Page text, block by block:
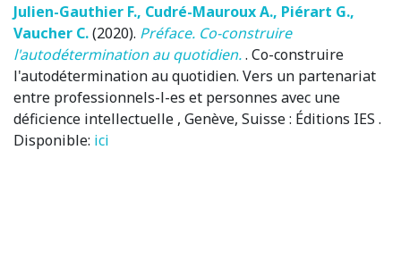
Julien-Gauthier F., Cudré-Mauroux A., Piérart G.,
Vaucher C.(2020). Préface. Co-construire
l'autodétermination au quotidien.. Co-construire
l'autodétermination au quotidien. Vers un partenariat
entre professionnels-l-es et personnes avec une
déficience intellectuelle , Genève, Suisse: Éditions IES .
Disponible: ici